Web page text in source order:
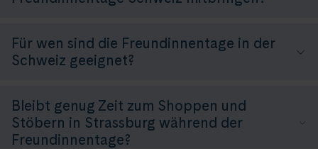
Für wen sind die Freundinnentage in der
Schweiz geeignet?
Bleibt genug Zeit zum Shoppen und
Stöbern in Strassburg während der
Freundinnentage?